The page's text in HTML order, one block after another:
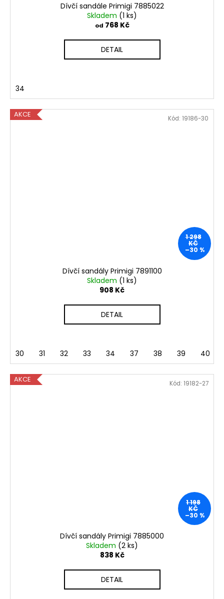
Dívčí sandále Primigi 7885022
Skladem (1 ks)
od 768 Kč
DETAIL
34
AKCE
1 298
KČ
–30 %
Dívčí sandály Primigi 7891100
Skladem (1 ks)
908 Kč
DETAIL
30 31 32 33 34 37 38 39 40
Kód: 19186-30
AKCE
1 198
KČ
–30 %
Dívčí sandály Primigi 7885000
Skladem (2 ks)
838 Kč
DETAIL
Kód: 19182-27